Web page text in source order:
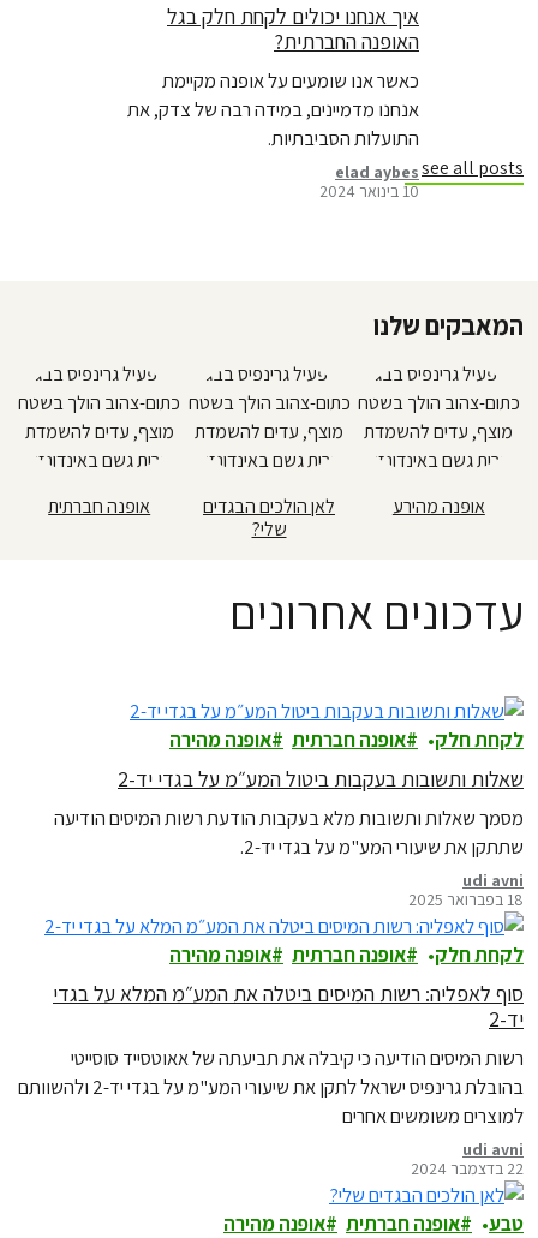
איך אנחנו יכולים לקחת חלק בגל
האופנה החברתית?
כאשר אנו שומעים על אופנה מקיימת
אנחנו מדמיינים, במידה רבה של צדק, את
התועלות הסביבתיות.
elad aybes
10 בינואר 2024
see all posts
המאבקים שלנו
אופנה מהירע
לאן הולכים הבגדים
שלי?
אופנה חברתית
עדכונים אחרונים
לקחת חלק אופנה חברתית אופנה מהירה
שאלות ותשובות בעקבות ביטול המע״מ על בגדי יד-2
מסמך שאלות ותשובות מלא בעקבות הודעת רשות המיסים הודיעה
שתתקן את שיעורי המע"מ על בגדי יד-2.
udi avni
18 בפברואר 2025
לקחת חלק אופנה חברתית אופנה מהירה
סוף לאפליה: רשות המיסים ביטלה את המע״מ המלא על בגדי
יד-2
רשות המיסים הודיעה כי קיבלה את תביעתה של אאוטסייד סוסייטי
בהובלת גרינפיס ישראל לתקן את שיעורי המע"מ על בגדי יד-2 ולהשוותם
למוצרים משומשים אחרים
udi avni
22 בדצמבר 2024
טבע אופנה חברתית אופנה מהירה